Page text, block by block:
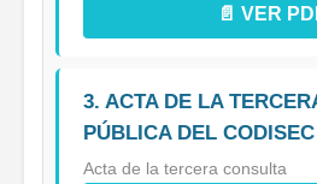
📄 VER
3. ACTA DE LA
PÚBLICA DEL
Acta de la tercera consulta